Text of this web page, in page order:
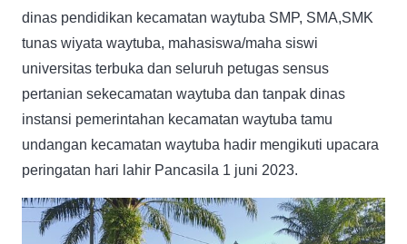
dinas pendidikan kecamatan waytuba SMP, SMA,SMK
tunas wiyata waytuba, mahasiswa/maha siswi
universitas terbuka dan seluruh petugas sensus
pertanian sekecamatan waytuba dan tanpak dinas
instansi pemerintahan kecamatan waytuba tamu
undangan kecamatan waytuba hadir mengikuti upacara
peringatan hari lahir Pancasila 1 juni 2023.